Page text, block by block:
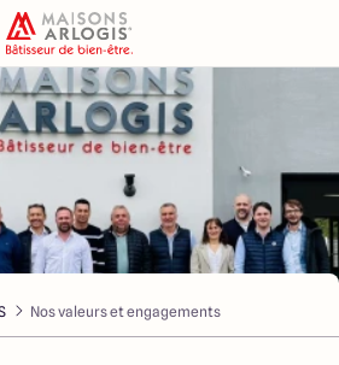
Nos valeurs et engagements